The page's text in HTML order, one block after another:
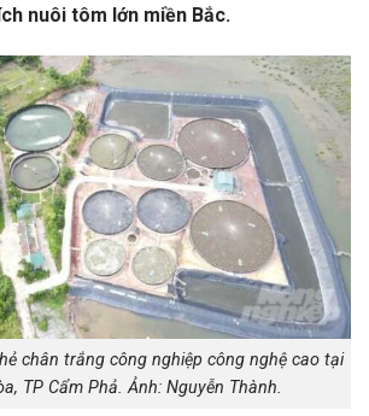
nuôi tôm lớn miền Bắc.
chân trắng công nghiệp công nghệ cao tại
TP Cẩm Phả. Ảnh: Nguyễn Thành.